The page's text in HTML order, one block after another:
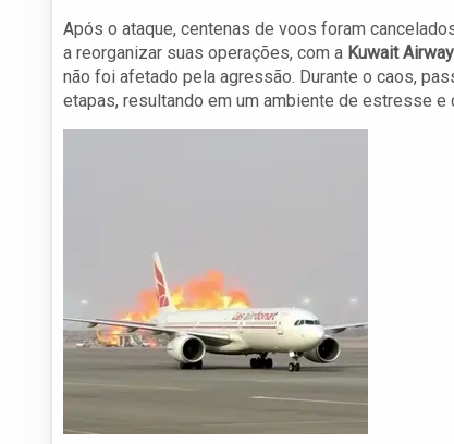
Após o ataque, centenas de voos foram
a reorganizar suas operações, com a Kuwait
não foi afetado pela agressão. Durante o caos,
etapas, resultando em um ambiente de estresse e